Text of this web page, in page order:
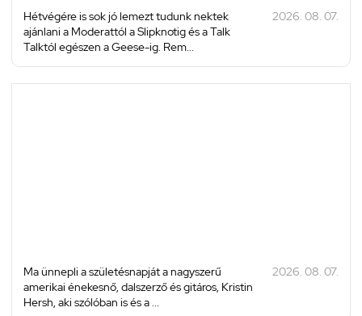
Hétvégére is sok jó lemezt tudunk nektek
ajánlani a Moderattól a Slipknotig és a Talk
Talktól egészen a Geese-ig. Rem...
2026. 08. 07.
Ma ünnepli a születésnapját a nagyszerű
amerikai énekesnő, dalszerző és gitáros, Kristin
Hersh, aki szólóban is és a ...
2026. 08. 07.